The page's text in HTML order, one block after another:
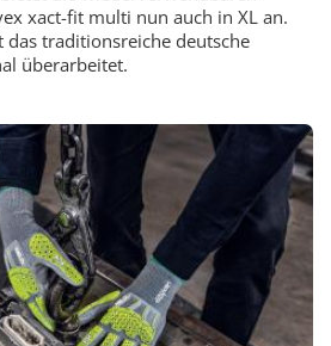
xact-fit multi nun auch in XL an.
das traditionsreiche deutsche
überarbeitet.